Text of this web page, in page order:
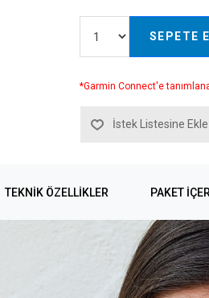
SEPETE
*Garmin Connect'e
İstek Listesine Ekle
TEKNIK ÖZELLIKLER PAKET